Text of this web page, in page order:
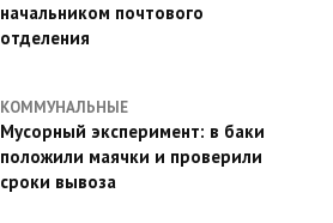
начальником почтового
отделения
КОММУНАЛЬНЫЕ
Мусорный эксперимент: в баки
положили маячки и проверили
сроки вывоза